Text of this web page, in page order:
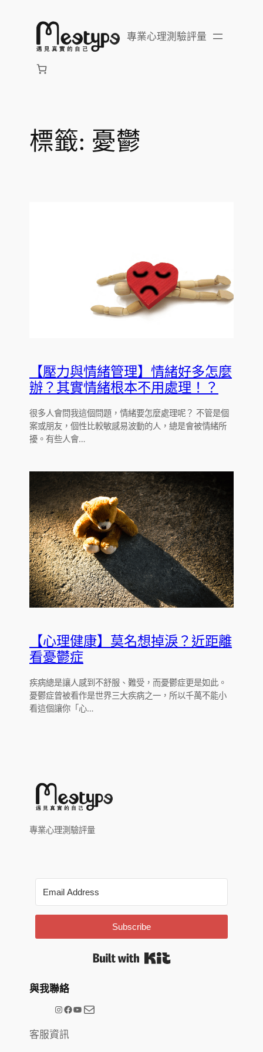
專業心理測驗評量
標籤: 憂鬱
【壓力與情緒管理】情緒好多怎麼
辦？其實情緒根本不用處理！？
很多人會問我這個問題，情緒要怎麼處理呢？ 不管是個
案或朋友，個性比較敏感易波動的人，總是會被情緒所
擾。有些人會…
【心理健康】莫名想掉淚？近距離
看憂鬱症
疾病總是讓人感到不舒服、難受，而憂鬱症更是如此。
憂鬱症曾被看作是世界三大疾病之一，所以千萬不能小
看這個讓你「心…
專業心理測驗評量
Subscribe
與我聯絡
@meetype.tw Facebook YouTube 電子郵件
客服資訊